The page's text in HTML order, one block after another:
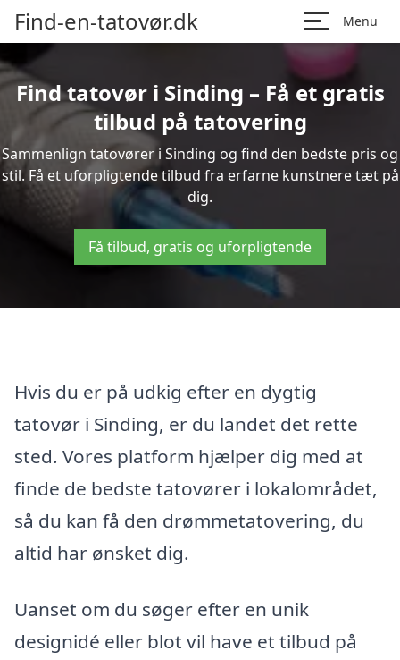
Find-en-tatovør.dk Menu
Find tatovør i Sinding – Få et gratis
tilbud på tatovering
Sammenlign tatovører i Sinding og find den bedste pris og
stil. Få et uforpligtende tilbud fra erfarne kunstnere tæt på
dig.
Få tilbud, gratis og uforpligtende
Hvis du er på udkig efter en dygtig
tatovør i Sinding, er du landet det rette
sted. Vores platform hjælper dig med at
finde de bedste tatovører i lokalområdet,
så du kan få den drømmetatovering, du
altid har ønsket dig.
Uanset om du søger efter en unik
designidé eller blot vil have et tilbud på